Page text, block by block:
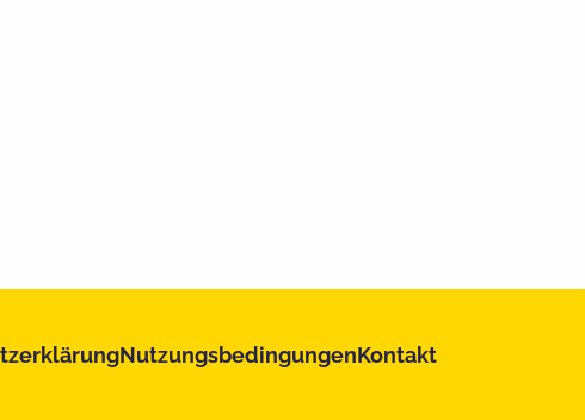
NutzungsbedingungenKontakt